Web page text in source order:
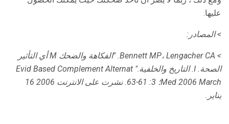
عليها.
> المصادر:
> Bennett MP، Lengacher CA.
"الفكاهة والضحك M أي التأثير
الصحة. I. التاريخ والخلفية."
Evid Based Complement Alternat
Med 2006 March؛ 3: 61-63.
نشرت على الانترنت 2006 16
يناير.